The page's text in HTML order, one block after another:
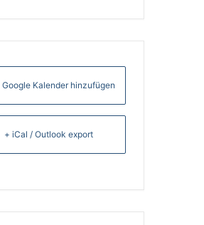
Google Kalender hinzufügen
+ iCal / Outlook export